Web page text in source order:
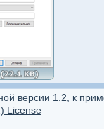
версии 1.2, к
License